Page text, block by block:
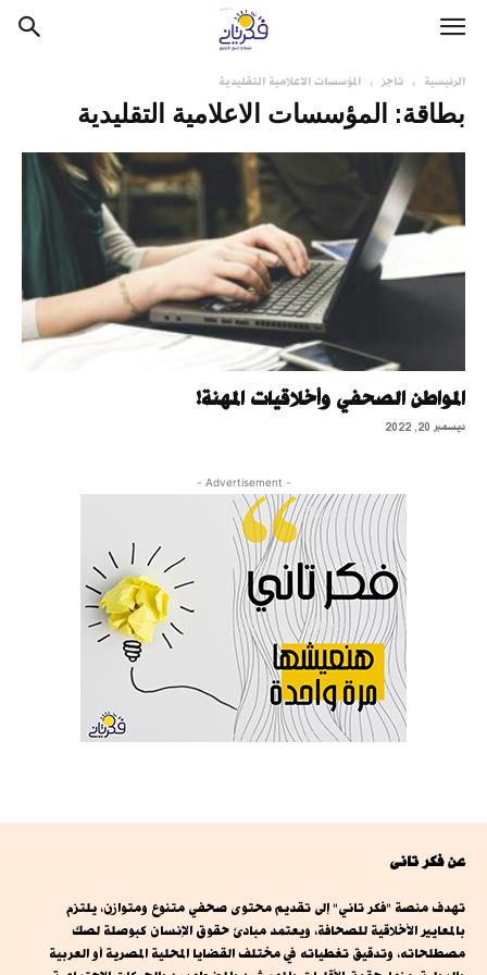
الرئيسية تاجز المؤسسات الاعلامية التقليدية
بطاقة: المؤسسات الاعلامية التقليدية
المواطن الصحفي وأخلاقيات المهنة!
ديسمبر 20, 2022
- Advertisement -
عن فكر تانى
تهدف منصة "فكر تاني" إلى تقديم محتوى صحفي متنوع ومتوازن، يلتزم
بالمعايير الأخلاقية للصحافة، ويعتمد مبادئ حقوق الإنسان كبوصلة لصك
مصطلحاته، وتدقيق تغطياته في مختلف القضايا المحلية المصرية أو العربية